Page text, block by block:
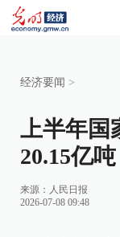
经济要闻 >
上半年国
20.15亿吨
来源： 人民日报
2026-07-08 09:48